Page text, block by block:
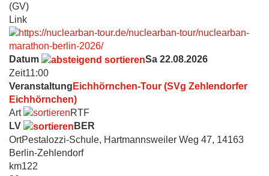
(GV)
Link
Datum
Sa 22.08.2026
Zeit11:00
Veranstaltung Eichhörnchen-Tour (SVg Zehlendorfer
Eichhörnchen)
Art
RTF
LV
BER
OrtPestalozzi-Schule, Hartmannsweiler Weg 47, 14163
Berlin-Zehlendorf
km122